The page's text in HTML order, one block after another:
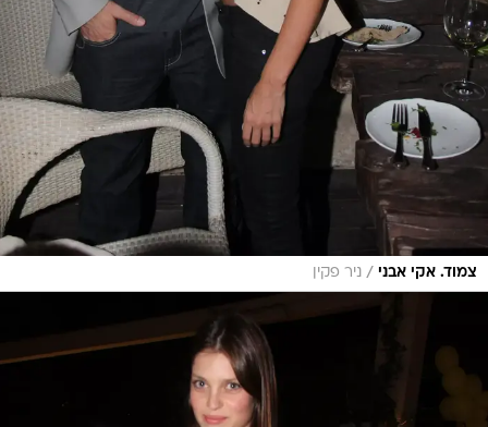
צמוד. אקי אבני / ניר פקין